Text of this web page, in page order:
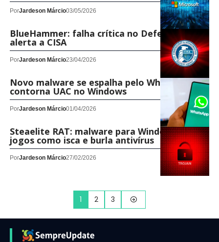
PorJardeson Márcio03/05/2026
BlueHammer: falha crítica no Defender
alerta a CISA
PorJardeson Márcio23/04/2026
Novo malware se espalha pelo WhatsApp e
contorna UAC no Windows
PorJardeson Márcio01/04/2026
Steaelite RAT: malware para Windows usa
jogos como isca e burla antivírus
PorJardeson Márcio27/02/2026
1 2 3